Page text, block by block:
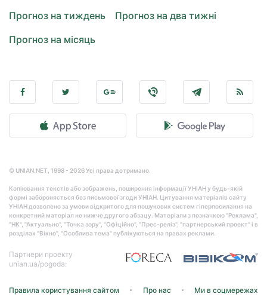
Прогноз на тиждень
Прогноз на два тижні
Прогноз на місяць
© UNIAN.NET, 1998 - 2026 Усі права дотримано.
Копіювання текстів або зображень, поширення інформації УНІАН у будь-якій
формі забороняється без письмової згоди УНІАН. Цитування матеріалів сайту
УНІАН дозволено за умови відкритого для пошукових систем гіперпосилання на
конкретний матеріал не нижче другого абзацу. Матеріали з позначкою "Реклама",
"НК", "Актуально", "Точка зору", "Офіційно", "Прес-реліз", "партнерський проект" і в
розділах "Вікно", "Особлива тема" публікуються на правах реклами.
Партнери проекту
unian.ua/pogoda:
Правила користування сайтом Про нас Ми в соцмережах